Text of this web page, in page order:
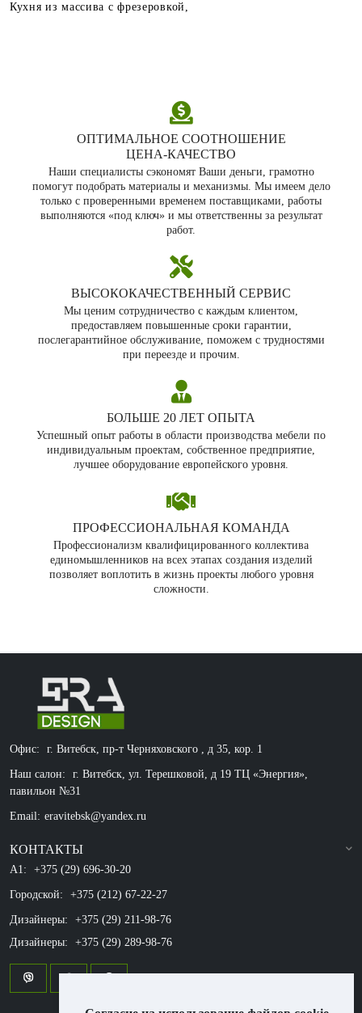
Кухня из массива с фрезеровкой,
ОПТИМАЛЬНОЕ СООТНОШЕНИЕ
ЦЕНА‑КАЧЕСТВО
Наши специалисты сэкономят Ваши деньги, грамотно
помогут подобрать материалы и механизмы. Мы имеем дело
только с проверенными временем поставщиками, работы
выполняются «под ключ» и мы ответственны за результат
работ.
ВЫСОКОКАЧЕСТВЕННЫЙ СЕРВИС
Мы ценим сотрудничество с каждым клиентом,
предоставляем повышенные сроки гарантии,
послегарантийное обслуживание, поможем с трудностями
при переезде и прочим.
БОЛЬШЕ 20 ЛЕТ ОПЫТА
Успешный опыт работы в области производства мебели по
индивидуальным проектам, собственное предприятие,
лучшее оборудование европейского уровня.
ПРОФЕССИОНАЛЬНАЯ КОМАНДА
Профессионализм квалифицированного коллектива
единомышленников на всех этапах создания изделий
позволяет воплотить в жизнь проекты любого уровня
сложности.
Офис: г. Витебск, пр-т Черняховского , д 35, кор. 1
Наш салон:
г. Витебск, ул. Терешковой, д 19 ТЦ «Энергия»,
павильон №31
Email: eravitebsk@yandex.ru
КОНТАКТЫ
A1: +375 (29) 696-30-20
Городской: +375 (212) 67-22-27
Дизайнеры:
+375 (29) 211-98-76
Дизайнеры:
+375 (29) 289-98-76